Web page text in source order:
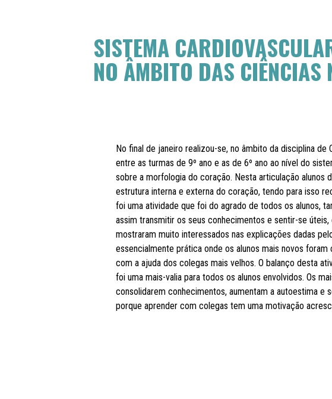
SISTEMA
NO ÂMBITO DAS CIÊNCIAS
No final de janeiro realizou-se, no âmbito da disciplina de
entre as turmas de 9º ano e as de 6º ano ao nível do
sobre a morfologia do coração. Nesta articulação alunos
estrutura interna e externa do coração, tendo para isso
foi uma atividade que foi do agrado de todos os alunos,
assim transmitir os seus conhecimentos e sentir-se
mostraram muito interessados nas explicações dadas
essencialmente prática onde os alunos mais novos foram
com a ajuda dos colegas mais velhos. O balanço desta
foi uma mais-valia para todos os alunos envolvidos. Os
consolidarem conhecimentos, aumentam a autoestima e
porque aprender com colegas tem uma motivação